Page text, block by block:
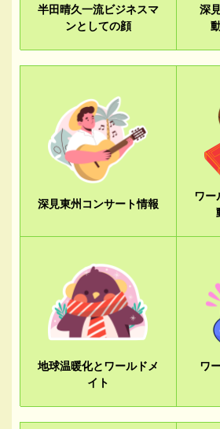
半田晴久一流ビジネスマ
ンとしての顔
深
深見東州コンサート情報
ワー
地球温暖化とワールドメ
イト
ワ